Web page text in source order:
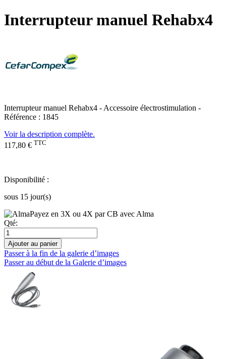
Interrupteur manuel Rehabx4
Interrupteur manuel Rehabx4 - Accessoire électrostimulation -
Référence : 1845
Voir la description complète.
117,80 € TTC
Disponibilité :
sous 15 jour(s)
Payez en 3X ou 4X par CB avec Alma
Qté:
Ajouter au panier
Passer à la fin de la galerie d’images
Passer au début de la Galerie d’images